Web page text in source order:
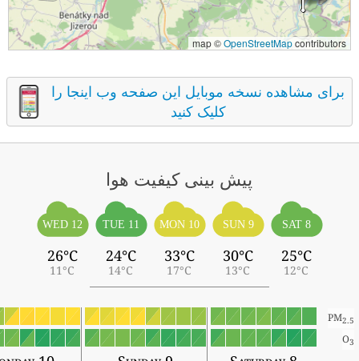
map ©OpenStreetMapcontributors
برای مشاهده نسخه موبایل این صفحه وب اینجا را
کلیک کنید
پیش بینی کیفیت هوا
SAT 8
25°C
12°C
SUN 9
30°C
13°C
MON 10
33°C
17°C
TUE 11
24°C
14°C
WED 12
26°C
11°C
PM2.5
O